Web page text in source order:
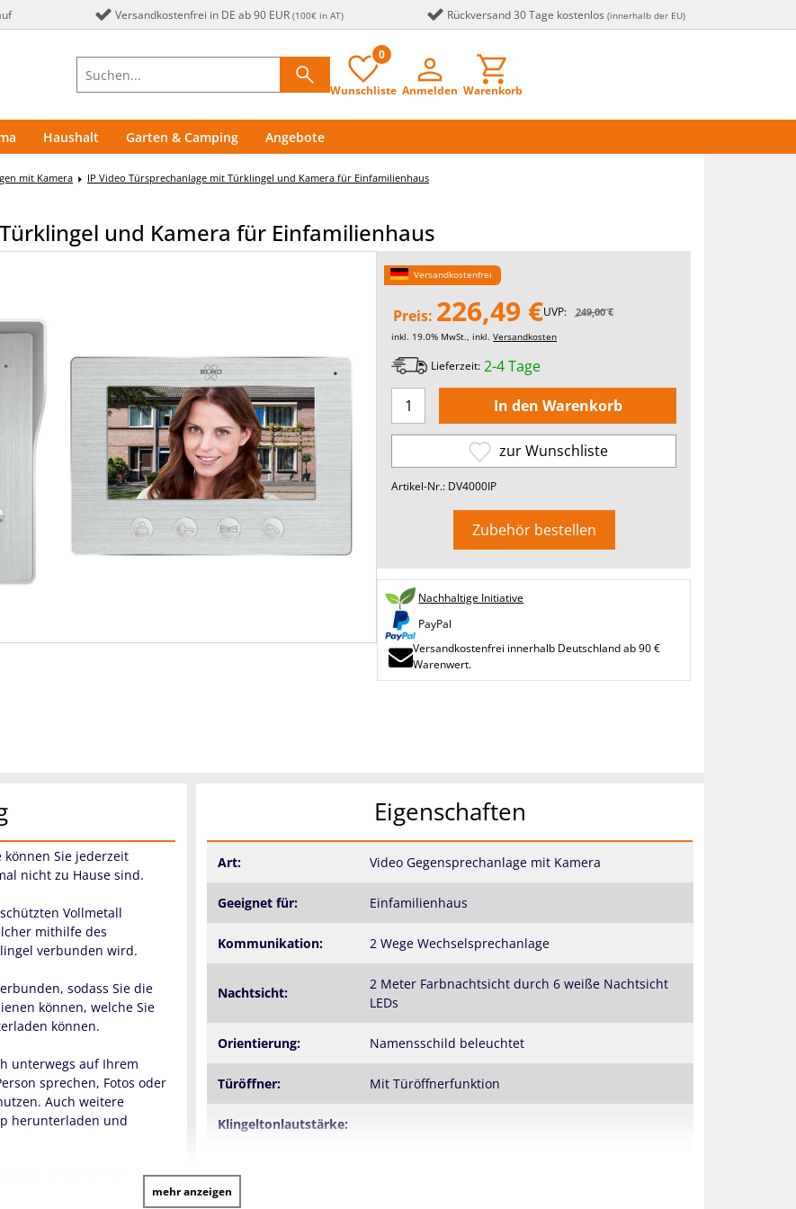
Versandkostenfrei in DE ab 90 EUR (100€ in AT) Rückversand 30 Tage kostenlos (innerhalb der EU)
0
Wunschliste Anmelden Warenkorb
Haushalt Garten & Camping Angebote
mit Kamera IP Video Türsprechanlage mit Türklingel und Kamera für Einfamilienhaus
und Kamera für Einfamilienhaus
Versandkostenfrei
Preis: 226,49 €UVP: 249,00 €
inkl. 19.0% MwSt., inkl.Versandkosten
Lieferzeit: 2-4 Tage
zur Wunschliste
Artikel-Nr.: DV4000IP
Zubehör bestellen
Nachhaltige Initiative
PayPal
Versandkostenfrei innerhalb Deutschland ab 90 €
Warenwert.
können Sie jederzeit
nicht zu Hause sind.
Vollmetall
mithilfe des
verbunden wird.
sodass Sie die
können, welche Sie
können.
unterwegs auf Ihrem
sprechen, Fotos oder
Auch weitere
herunterladen und
eingestellt, die
Eigenschaften
Art: Video Gegensprechanlage mit Kamera
Geeignet für: Einfamilienhaus
Kommunikation: 2 Wege Wechselsprechanlage
Nachtsicht:
2 Meter Farbnachtsicht durch 6 weiße Nachtsicht
LEDs
Orientierung: Namensschild beleuchtet
Türöffner: Mit Türöffnerfunktion
Klingeltonlautstärke:
Inneneinheit:
mehr anzeigen